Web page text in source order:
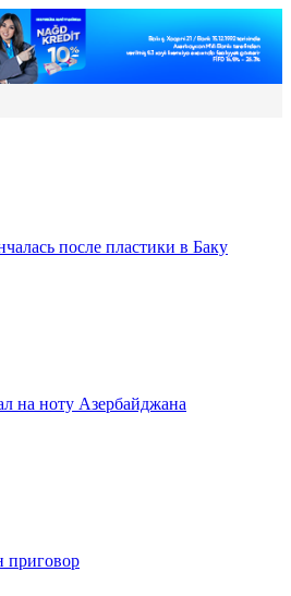
после пластики в Баку
на ноту Азербайджана
приговор